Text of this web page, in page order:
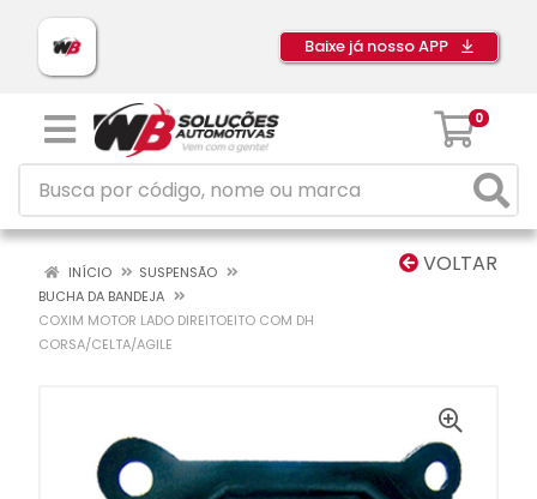
Baixe já nosso APP
0
VOLTAR
INÍCIO
SUSPENSÃO
BUCHA DA BANDEJA
COXIM MOTOR LADO DIREITOEITO COM DH
CORSA/CELTA/AGILE